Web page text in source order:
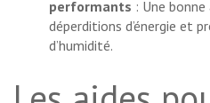
performants : Une
déperditions d’énergie et
d’humidité.